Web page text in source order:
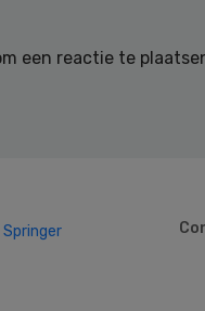
een reactie te
Springer